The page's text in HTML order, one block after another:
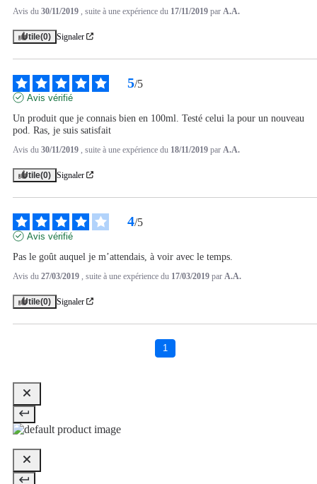
Avis du 30/11/2019 , suite à une expérience du 17/11/2019 par A.A.
Utile(0) Signaler
5/5
Avis vérifié
Un produit que je connais bien en 100ml. Testé celui la pour un nouveau
pod. Ras, je suis satisfait
Avis du 30/11/2019 , suite à une expérience du 18/11/2019 par A.A.
Utile(0) Signaler
4/5
Avis vérifié
Pas le goût auquel je m’attendais, à voir avec le temps.
Avis du 27/03/2019 , suite à une expérience du 17/03/2019 par A.A.
Utile(0) Signaler
1